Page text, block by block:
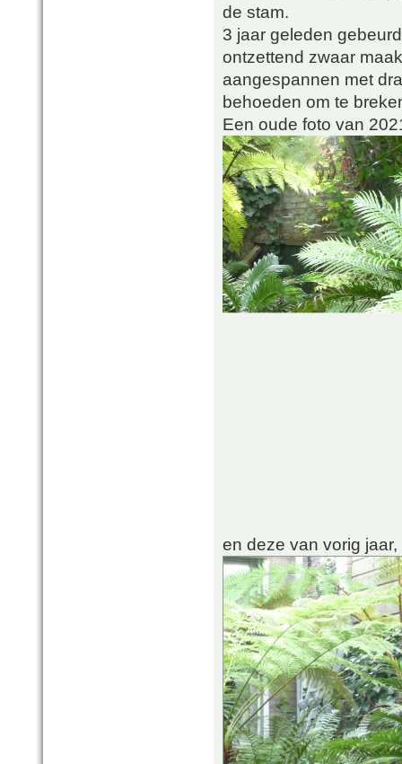
de stam.
3 jaar geleden
ontzettend zwaar
aangespannen met
behoeden om te
Een oude foto van
en deze van vorig jaar,